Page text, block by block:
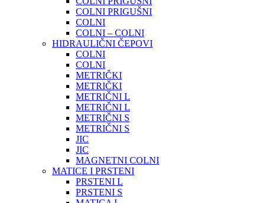
COLNI PRIGUŠNI
COLNI
COLNI – COLNI
HIDRAULIČNI ČEPOVI
COLNI
COLNI
METRIČKI
METRIČKI
METRIČNI L
METRIČNI L
METRIČNI S
METRIČNI S
JIC
JIC
MAGNETNI COLNI
MATICE I PRSTENI
PRSTENI L
PRSTENI S